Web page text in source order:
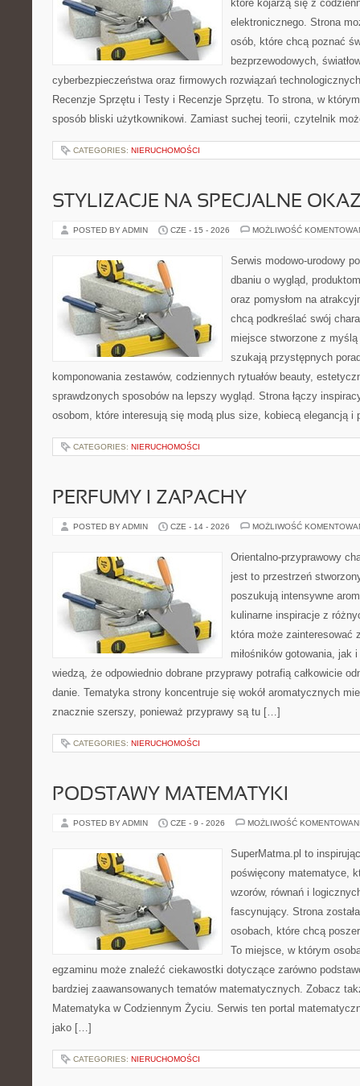
które kojarzą się z
elektronicznego. Strona
osób, które chcą poznać
bezprzewodowych,
cyberbezpieczeństwa oraz firmowych rozwiązań
Recenzje Sprzętu i Testy i Recenzje Sprzętu. To strona, w
sposób bliski użytkownikowi. Zamiast suchej teorii, czytelnik
CATEGORIES: NIERUCHOMOŚCI
STYLIZACJE NA SPECJALNE
POSTED BY ADMIN CZE - 15 - 2026 MOŻLIWOŚĆ
Serwis modowo-urodowy
dbaniu o wygląd,
oraz pomysłom na
chcą podkreślać swój
miejsce stworzone z
szukają przystępnych
komponowania zestawów, codziennych rytuałów beauty,
sprawdzonych sposobów na lepszy wygląd. Strona łączy
osobom, które interesują się modą plus size, kobiecą elegancją
CATEGORIES: NIERUCHOMOŚCI
PERFUMY I ZAPACHY
POSTED BY ADMIN CZE - 14 - 2026 MOŻLIWOŚĆ
Orientalno-przyprawowy
jest to przestrzeń
poszukują intensywne
kulinarne inspiracje z
która może zainteresować
miłośników gotowania, jak
wiedzą, że odpowiednio dobrane przyprawy potrafią całkowicie
danie. Tematyka strony koncentruje się wokół aromatycznych
znacznie szerszy, ponieważ przyprawy są tu […]
CATEGORIES: NIERUCHOMOŚCI
PODSTAWY MATEMATYKI
POSTED BY ADMIN CZE - 9 - 2026 MOŻLIWOŚĆ
SuperMatma.pl to
poświęcony matematyce,
wzorów, równań i
fascynujący. Strona
osobach, które chcą
To miejsce, w którym
egzaminu może znaleźć ciekawostki dotyczące zarówno
bardziej zaawansowanych tematów matematycznych. Zobacz
Matematyka w Codziennym Życiu. Serwis ten portal
jako […]
CATEGORIES: NIERUCHOMOŚCI